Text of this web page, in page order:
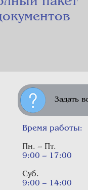
Задать
Время работы:
Пн. – Пт.
9:00 – 17:00
Суб.
9:00 – 14:00